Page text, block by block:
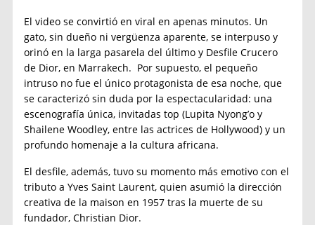
El video se convirtió en viral en apenas minutos. Un
gato, sin dueño ni vergüenza aparente, se interpuso y
orinó en la larga pasarela del último y Desfile Crucero
de Dior, en Marrakech. Por supuesto, el pequeño
intruso no fue el único protagonista de esa noche, que
se caracterizó sin duda por la espectacularidad: una
escenografía única, invitadas top (Lupita Nyong’o y
Shailene Woodley, entre las actrices de Hollywood) y un
profundo homenaje a la cultura africana.
El desfile, además, tuvo su momento más emotivo con el
tributo a Yves Saint Laurent, quien asumió la dirección
creativa de la maison en 1957 tras la muerte de su
fundador, Christian Dior.